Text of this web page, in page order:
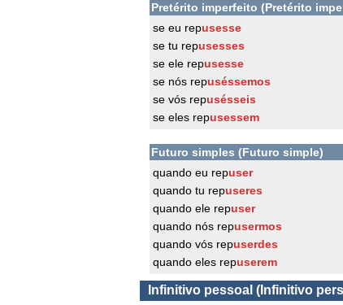
Pretérito imperfeito (Pretérito
se eu repusesse
se tu repusesses
se ele repusesse
se nós repuséssemos
se vós repusésseis
se eles repusessem
Futuro simples (Futuro simple)
quando eu repuser
quando tu repuseres
quando ele repuser
quando nós repusermos
quando vós repuserdes
quando eles repuserem
Infinitivo pessoal (Infinitivo